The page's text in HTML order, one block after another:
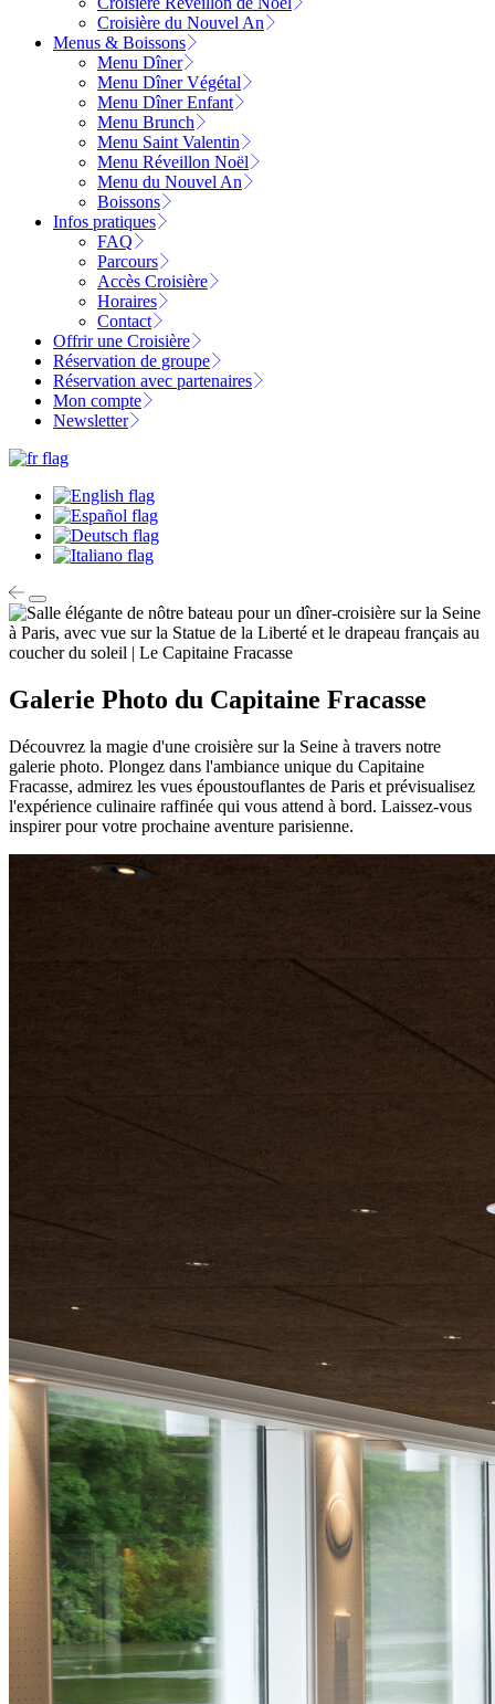
Croisière du Nouvel An
Menus & Boissons
Menu Dîner
Menu Dîner Végétal
Menu Dîner Enfant
Menu Brunch
Menu Saint Valentin
Menu Réveillon Noël
Menu du Nouvel An
Boissons
Infos pratiques
FAQ
Parcours
Accès Croisière
Horaires
Contact
Offrir une Croisière
Réservation de groupe
Réservation avec partenaires
Mon compte
Newsletter
Galerie Photo du Capitaine Fracasse
Découvrez la magie d'une croisière sur la Seine à travers notre
galerie photo. Plongez dans l'ambiance unique du Capitaine
Fracasse, admirez les vues époustouflantes de Paris et prévisualisez
l'expérience culinaire raffinée qui vous attend à bord. Laissez-vous
inspirer pour votre prochaine aventure parisienne.